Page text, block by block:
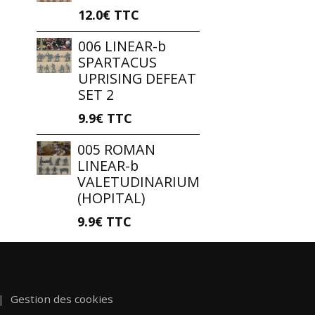
12.0€ TTC
006 LINEAR-b
SPARTACUS
UPRISING DEFEAT
SET 2
9.9€ TTC
005 ROMAN
LINEAR-b
VALETUDINARIUM
(HOPITAL)
9.9€ TTC
Gestion des cookies